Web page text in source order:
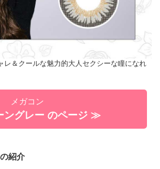
レ＆クールな魅力的大人セクシーな瞳になれ
メガコン
ングレー のページ ≫
紹介